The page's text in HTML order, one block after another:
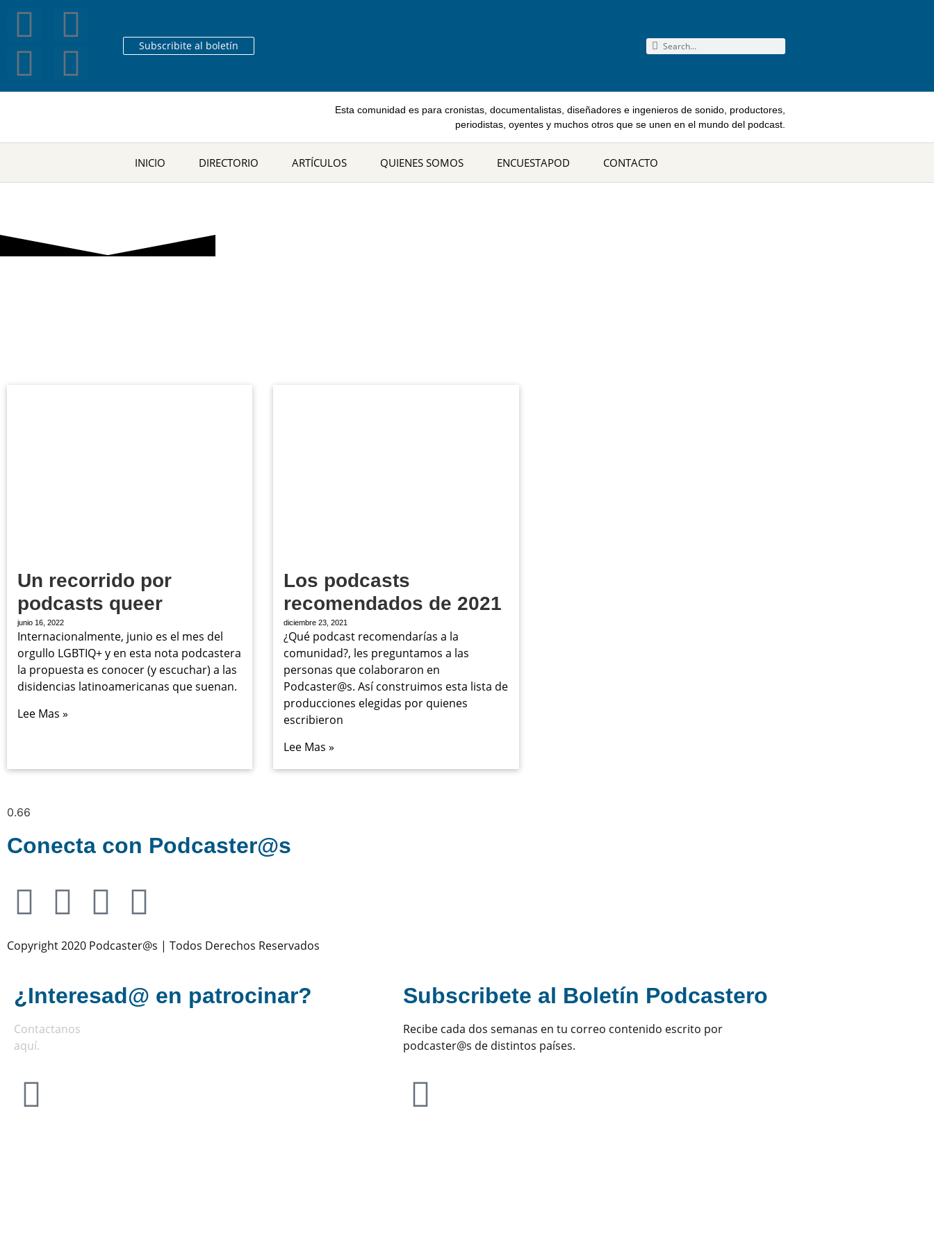
Subscribite al boletín
Esta comunidad es para cronistas, documentalistas, diseñadores e ingenieros de sonido, productores,
periodistas, oyentes y muchos otros que se unen en el mundo del podcast.
INICIO DIRECTORIO ARTÍCULOS QUIENES SOMOS ENCUESTAPOD CONTACTO
Un recorrido por
podcasts queer
junio 16, 2022
Internacionalmente, junio es el mes del
orgullo LGBTIQ+ y en esta nota podcastera
la propuesta es conocer (y escuchar) a las
disidencias latinoamericanas que suenan.
Lee Mas »
Los podcasts
recomendados de 2021
diciembre 23, 2021
¿Qué podcast recomendarías a la
comunidad?, les preguntamos a las
personas que colaboraron en
Podcaster@s. Así construimos esta lista de
producciones elegidas por quienes
escribieron
Lee Mas »
Conecta con Podcaster@s
Copyright 2020 Podcaster@s | Todos Derechos Reservados
¿Interesad@ en patrocinar?
Contactanos
aquí.
Subscribete al Boletín Podcastero
Recibe cada dos semanas en tu correo contenido escrito por
podcaster@s de distintos países.